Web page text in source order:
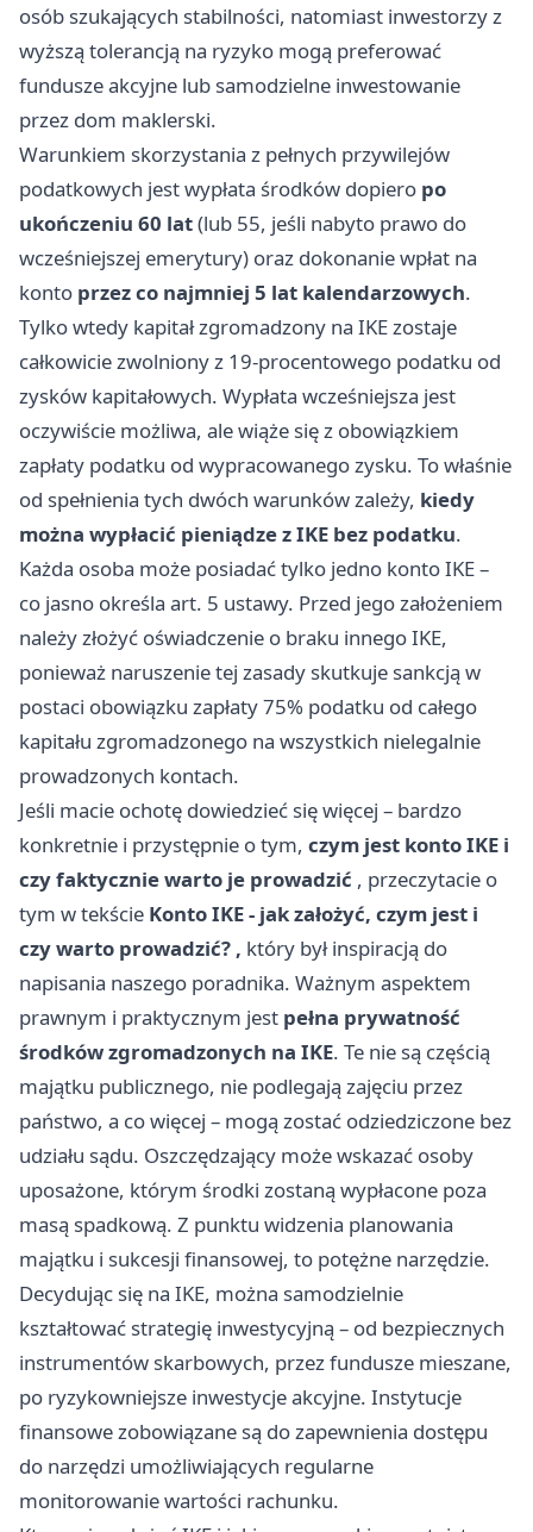
osób szukających stabilności, natomiast inwestorzy z
wyższą tolerancją na ryzyko mogą preferować
fundusze akcyjne lub samodzielne inwestowanie
przez dom maklerski.
Warunkiem skorzystania z pełnych przywilejów
podatkowych jest wypłata środków dopiero po
ukończeniu 60 lat(lub 55, jeśli nabyto prawo do
wcześniejszej emerytury) oraz dokonanie wpłat na
konto przez co najmniej 5 lat kalendarzowych.
Tylko wtedy kapitał zgromadzony na IKE zostaje
całkowicie zwolniony z 19-procentowego podatku od
zysków kapitałowych. Wypłata wcześniejsza jest
oczywiście możliwa, ale wiąże się z obowiązkiem
zapłaty podatku od wypracowanego zysku. To właśnie
od spełnienia tych dwóch warunków zależy, kiedy
można wypłacić pieniądze z IKE bez podatku.
Każda osoba może posiadać tylko jedno konto IKE –
co jasno określa art. 5 ustawy. Przed jego założeniem
należy złożyć oświadczenie o braku innego IKE,
ponieważ naruszenie tej zasady skutkuje sankcją w
postaci obowiązku zapłaty 75% podatku od całego
kapitału zgromadzonego na wszystkich nielegalnie
prowadzonych kontach.
Jeśli macie ochotę dowiedzieć się więcej – bardzo
konkretnie i przystępnie o tym, czym jest konto IKE i
czy faktycznie warto je prowadzić , przeczytacie o
tym w tekście Konto IKE - jak założyć, czym jest i
czy warto prowadzić? , który był inspiracją do
napisania naszego poradnika. Ważnym aspektem
prawnym i praktycznym jest pełna prywatność
środków zgromadzonych na IKE. Te nie są częścią
majątku publicznego, nie podlegają zajęciu przez
państwo, a co więcej – mogą zostać odziedziczone bez
udziału sądu. Oszczędzający może wskazać osoby
uposażone, którym środki zostaną wypłacone poza
masą spadkową. Z punktu widzenia planowania
majątku i sukcesji finansowej, to potężne narzędzie.
Decydując się na IKE, można samodzielnie
kształtować strategię inwestycyjną – od bezpiecznych
instrumentów skarbowych, przez fundusze mieszane,
po ryzykowniejsze inwestycje akcyjne. Instytucje
finansowe zobowiązane są do zapewnienia dostępu
do narzędzi umożliwiających regularne
monitorowanie wartości rachunku.